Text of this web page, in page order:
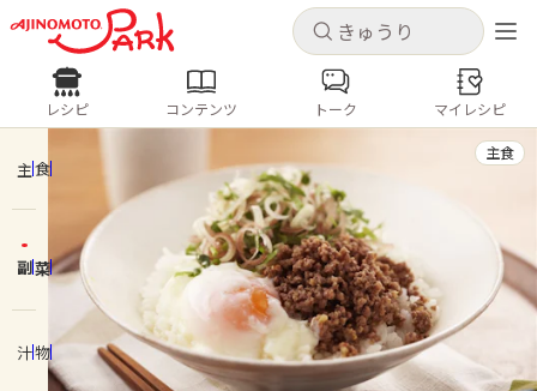
キャンセル
ログインするとレシピを保存できます
ホーム
コンテンツ
キャンセル
レシピ コンテンツ
人気の食材・レシピ
なす トマト
とうもろこし
ピーマン
みょうが ゴーヤ
レシピ コンテンツ トーク マイレシピ
主食
副菜
汁物
主食